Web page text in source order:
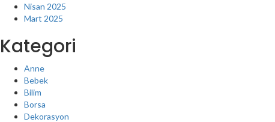
Nisan 2025
Mart 2025
Kategori
Anne
Bebek
Bilim
Borsa
Dekorasyon